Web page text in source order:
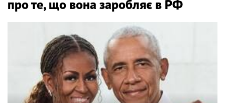
про те, що вона заробляє в РФ